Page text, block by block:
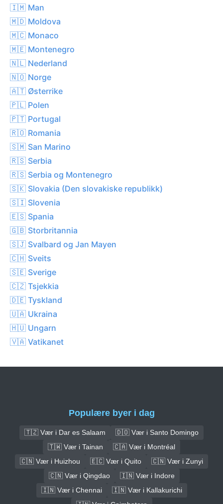
🇮🇲 Man
🇲🇩 Moldova
🇲🇨 Monaco
🇲🇪 Montenegro
🇳🇱 Nederland
🇳🇴 Norge
🇦🇹 Østerrike
🇵🇱 Polen
🇵🇹 Portugal
🇷🇴 Romania
🇸🇲 San Marino
🇷🇸 Serbia
🇷🇸 Serbia og Montenegro
🇸🇰 Slovakia (Den slovakiske republikk)
🇸🇮 Slovenia
🇪🇸 Spania
🇬🇧 Storbritannia
🇸🇯 Svalbard og Jan Mayen
🇨🇭 Sveits
🇸🇪 Sverige
🇨🇿 Tsjekkia
🇩🇪 Tyskland
🇺🇦 Ukraina
🇭🇺 Ungarn
🇻🇦 Vatikanet
Populære byer i dag
🇹🇿 Vær i Dar es Salaam
🇩🇴 Vær i Santo Domingo
🇹🇼 Vær i Tainan
🇨🇦 Vær i Montréal
🇨🇳 Vær i Huizhou
🇪🇨 Vær i Quito
🇨🇳 Vær i Zunyi
🇨🇳 Vær i Qingdao
🇮🇳 Vær i Indore
🇮🇳 Vær i Chennai
🇮🇳 Vær i Kallakurichi